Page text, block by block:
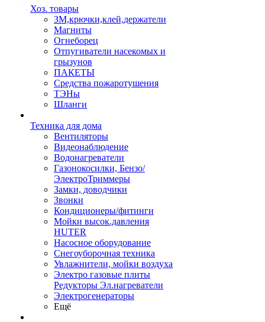
Хоз. товары
ЗМ,крючки,клей,держатели
Магниты
Огнеборец
Отпугиватели насекомых и
грызунов
ПАКЕТЫ
Средства пожаротушения
ТЭНы
Шланги
Техника для дома
Вентиляторы
Видеонаблюдение
Водонагреватели
Газонокосилки, Бензо/
ЭлектроТриммеры
Замки, доводчики
Звонки
Кондиционеры/фитинги
Мойки высок.давления
HUTER
Насосное оборудование
Снегоуборочная техника
Увлажнители, мойки воздуха
Электро газовые плиты
Редукторы Эл.нагреватели
Электрогенераторы
Ещё